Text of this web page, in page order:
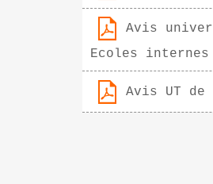
Avis
Ecoles internes :
Avis UT de